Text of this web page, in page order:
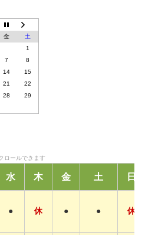
金
土
1
7
8
14
15
21
22
28
29
水 木 金 土 日
● 休 ● ● 休